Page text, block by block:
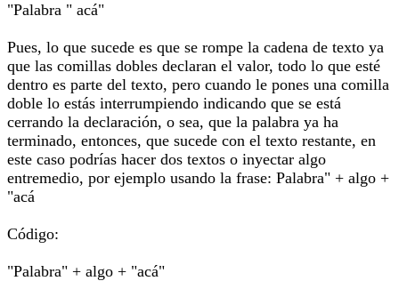
"Palabra " acá"
Pues, lo que sucede es que se rompe la cadena de texto ya
que las comillas dobles declaran el valor, todo lo que esté
dentro es parte del texto, pero cuando le pones una comilla
doble lo estás interrumpiendo indicando que se está
cerrando la declaración, o sea, que la palabra ya ha
terminado, entonces, que sucede con el texto restante, en
este caso podrías hacer dos textos o inyectar algo
entremedio, por ejemplo usando la frase: Palabra" + algo +
"acá
Código:
"Palabra" + algo + "acá"